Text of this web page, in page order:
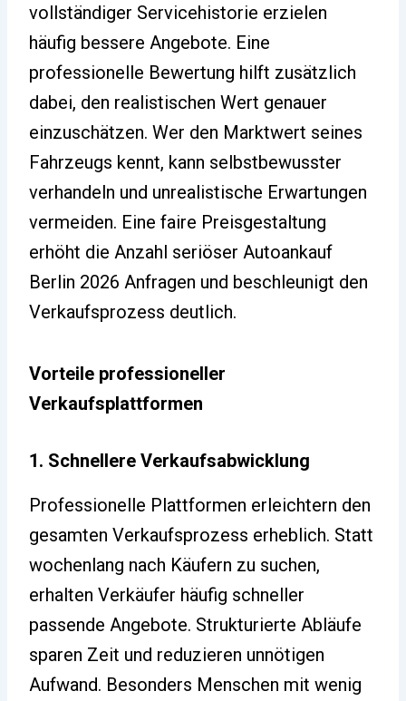
vollständiger Servicehistorie erzielen
häufig bessere Angebote. Eine
professionelle Bewertung hilft zusätzlich
dabei, den realistischen Wert genauer
einzuschätzen. Wer den Marktwert seines
Fahrzeugs kennt, kann selbstbewusster
verhandeln und unrealistische Erwartungen
vermeiden. Eine faire Preisgestaltung
erhöht die Anzahl seriöser Autoankauf
Berlin 2026 Anfragen und beschleunigt den
Verkaufsprozess deutlich.
Vorteile professioneller
Verkaufsplattformen
1. Schnellere Verkaufsabwicklung
Professionelle Plattformen erleichtern den
gesamten Verkaufsprozess erheblich. Statt
wochenlang nach Käufern zu suchen,
erhalten Verkäufer häufig schneller
passende Angebote. Strukturierte Abläufe
sparen Zeit und reduzieren unnötigen
Aufwand. Besonders Menschen mit wenig